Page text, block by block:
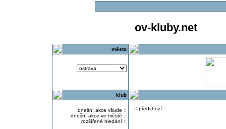
ov-kluby.net
město
klub
dnešní akce všude ::
dnešní akce ve městě ::
rozšířené hledání::
< předchozí::